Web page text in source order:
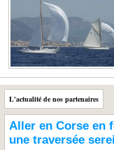
L'actualité de nos partenaires
Aller en Corse en
une traversée